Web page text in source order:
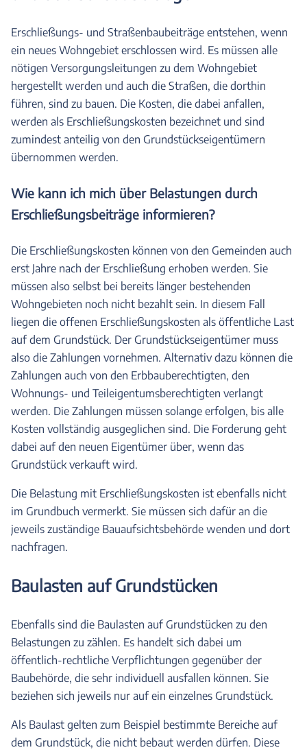
Erschließungs- und Straßenbaubeiträge entstehen, wenn
ein neues Wohngebiet erschlossen wird. Es müssen alle
nötigen Versorgungsleitungen zu dem Wohngebiet
hergestellt werden und auch die Straßen, die dorthin
führen, sind zu bauen. Die Kosten, die dabei anfallen,
werden als Erschließungskosten bezeichnet und sind
zumindest anteilig von den Grundstückseigentümern
übernommen werden.
Wie kann ich mich über Belastungen durch
Erschließungsbeiträge informieren?
Die Erschließungskosten können von den Gemeinden auch
erst Jahre nach der Erschließung erhoben werden. Sie
müssen also selbst bei bereits länger bestehenden
Wohngebieten noch nicht bezahlt sein. In diesem Fall
liegen die offenen Erschließungskosten als öffentliche Last
auf dem Grundstück. Der Grundstückseigentümer muss
also die Zahlungen vornehmen. Alternativ dazu können die
Zahlungen auch von den Erbbauberechtigten, den
Wohnungs- und Teileigentumsberechtigten verlangt
werden. Die Zahlungen müssen solange erfolgen, bis alle
Kosten vollständig ausgeglichen sind. Die Forderung geht
dabei auf den neuen Eigentümer über, wenn das
Grundstück verkauft wird.
Die Belastung mit Erschließungskosten ist ebenfalls nicht
im Grundbuch vermerkt. Sie müssen sich dafür an die
jeweils zuständige Bauaufsichtsbehörde wenden und dort
nachfragen.
Baulasten auf Grundstücken
Ebenfalls sind die Baulasten auf Grundstücken zu den
Belastungen zu zählen. Es handelt sich dabei um
öffentlich-rechtliche Verpflichtungen gegenüber der
Baubehörde, die sehr individuell ausfallen können. Sie
beziehen sich jeweils nur auf ein einzelnes Grundstück.
Als Baulast gelten zum Beispiel bestimmte Bereiche auf
dem Grundstück, die nicht bebaut werden dürfen. Diese